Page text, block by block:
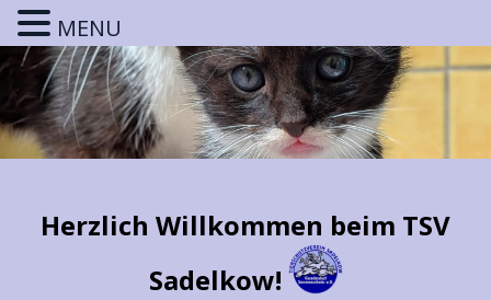
Herzlich Willkommen beim TSV
Sadelkow!
MENU